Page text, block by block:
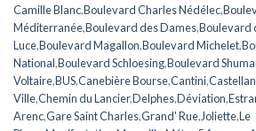
Camille Blanc,Boulevard Charles Nédélec,
Méditerranée,Boulevard des Dames,Boulevard
Luce,Boulevard Magallon,Boulevard Michelet,
National,Boulevard Schloesing,Boulevard
Voltaire,BUS,Canebière Bourse,Cantini,
Ville,Chemin du Lancier,Delphes,Déviation,
Arenc,Gare Saint Charles,Grand' Rue,Joliette,Le